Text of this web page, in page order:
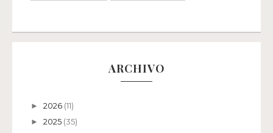
ARCHIVO
► 2026 (11)
► 2025 (35)